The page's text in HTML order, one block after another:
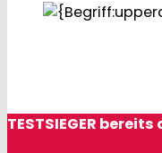
TESTSIEGER